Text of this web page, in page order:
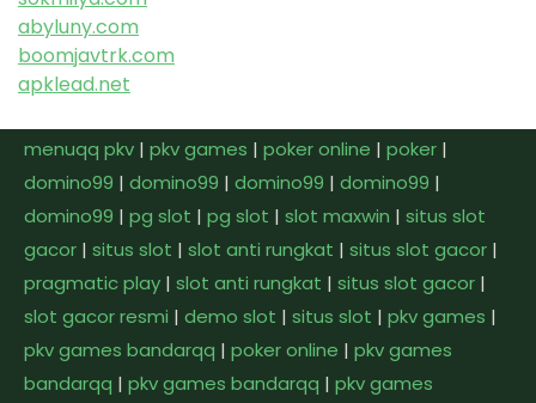
abyluny.com
boomjavtrk.com
apklead.net
menuqq pkv | pkv games | poker online | poker |
domino99 | domino99 | domino99 | domino99 |
domino99 | pg slot | pg slot | slot maxwin | situs slot
gacor | situs slot | slot anti rungkat | situs slot gacor |
pragmatic play | slot anti rungkat | situs slot gacor |
slot gacor resmi | demo slot | situs slot | pkv games |
pkv games bandarqq | poker online | pkv games
bandarqq | pkv games bandarqq | pkv games